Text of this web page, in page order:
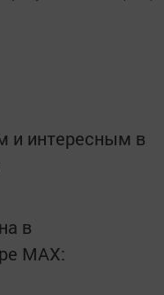
и интересным в
в
MАХ: